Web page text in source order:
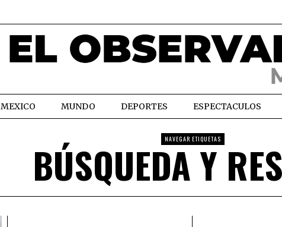
MEXICO MUNDO DEPORTES ESPECTACULOS
NAVEGAR ETIQUETAS
BÚSQUEDA Y